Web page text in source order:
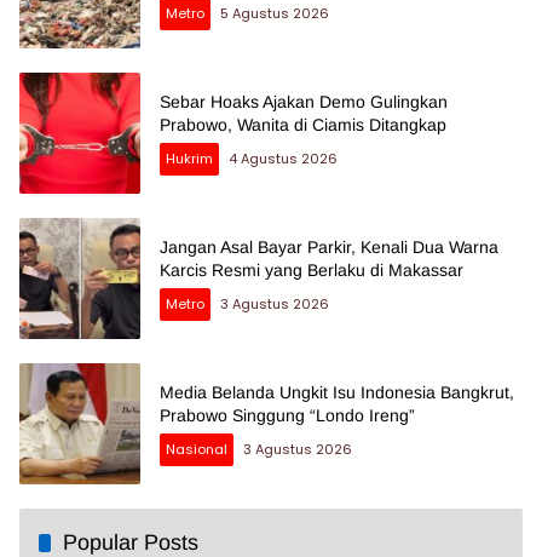
Metro
5 Agustus 2026
Sebar Hoaks Ajakan Demo Gulingkan
Prabowo, Wanita di Ciamis Ditangkap
Hukrim
4 Agustus 2026
Jangan Asal Bayar Parkir, Kenali Dua Warna
Karcis Resmi yang Berlaku di Makassar
Metro
3 Agustus 2026
Media Belanda Ungkit Isu Indonesia Bangkrut,
Prabowo Singgung “Londo Ireng”
Nasional
3 Agustus 2026
Popular Posts